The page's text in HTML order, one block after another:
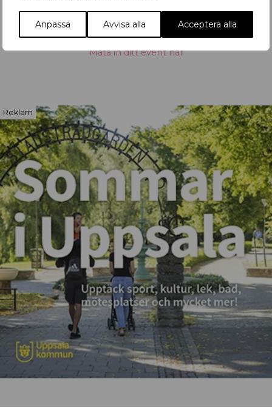
Anpassa Avvisa alla Acceptera alla
Vill du synas med ditt
evenemang?
Mata in ditt event här
Reklam